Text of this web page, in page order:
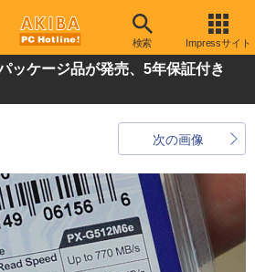
検索 Impressサイト
ッケージ品が発売、5年保証付き
次の画像